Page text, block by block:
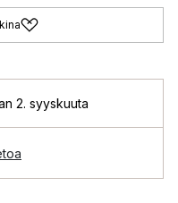
2. syyskuuta